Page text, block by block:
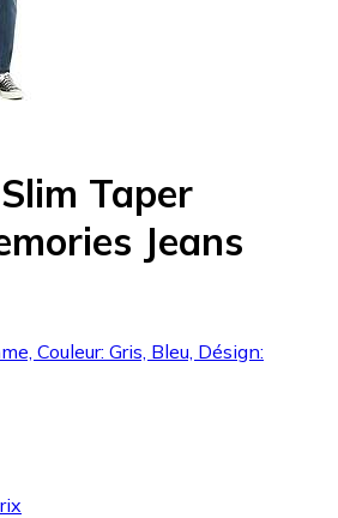
Taper
Jeans
Couleur: Gris, Bleu, Désign: